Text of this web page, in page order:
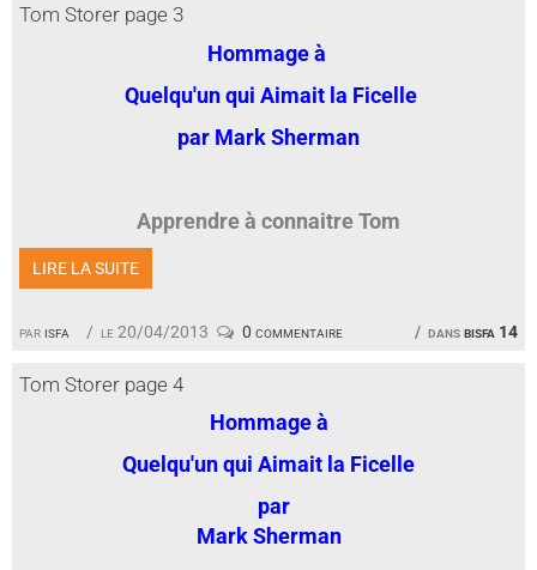
Tom Storer page 3
par isfa le 20/04/2013 dansbisfa 14
0 commentaire
Hommage à
Quelqu'un qui Aimait la Ficelle
par Mark Sherman
Apprendre à connaitre Tom
LIRE LA SUITE
Tom Storer page 4
Hommage à
Quelqu'un qui Aimait la Ficelle
par
Mark Sherman